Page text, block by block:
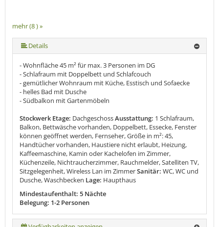
mehr (8 ) »
mehr (8 ) »
mehr (8 ) »
mehr (8 ) »
mehr (8 ) »
Details
- Wohnfläche 45 m² für max. 3 Personen im DG
- Schlafraum mit Doppelbett und Schlafcouch
- gemütlicher Wohnraum mit Küche, Esstisch und Sofaecke
- helles Bad mit Dusche
- Südbalkon mit Gartenmöbeln
Stockwerk Etage: DachgeschossAusstattung: 1 Schlafraum,
Balkon, Bettwäsche vorhanden, Doppelbett, Essecke, Fenster
können geöffnet werden, Fernseher, Größe in m²: 45,
Handtücher vorhanden, Haustiere nicht erlaubt, Heizung,
Kaffeemaschine, Kamin oder Kachelofen im Zimmer,
Küchenzeile, Nichtraucherzimmer, Rauchmelder, Satelliten TV,
Sitzgelegenheit, Wireless Lan im ZimmerSanitär: WC, WC und
Dusche, Waschbecken Lage: Haupthaus
Mindestaufenthalt: 5 Nächte
Belegung: 1-2 Personen